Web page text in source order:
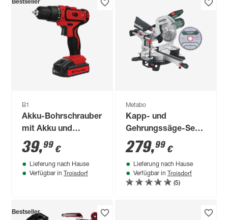
Bestseller
B1
Akku-Bohrschrauber
mit Akku und
Ladegerät 20 V 2 Ah
39,99 €
Lieferung nach Hause
Verfügbar in Troisdorf
Metabo
Kapp- und
Gehrungssäge-Set
'KGS 254 M' 1450 W
279,99 €
Lieferung nach Hause
Verfügbar in Troisdorf
(5)
Bestseller